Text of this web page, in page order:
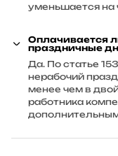
уменьшается на
Оплачивается
праздничные
Да. По статье
нерабочий
менее чем в
работника